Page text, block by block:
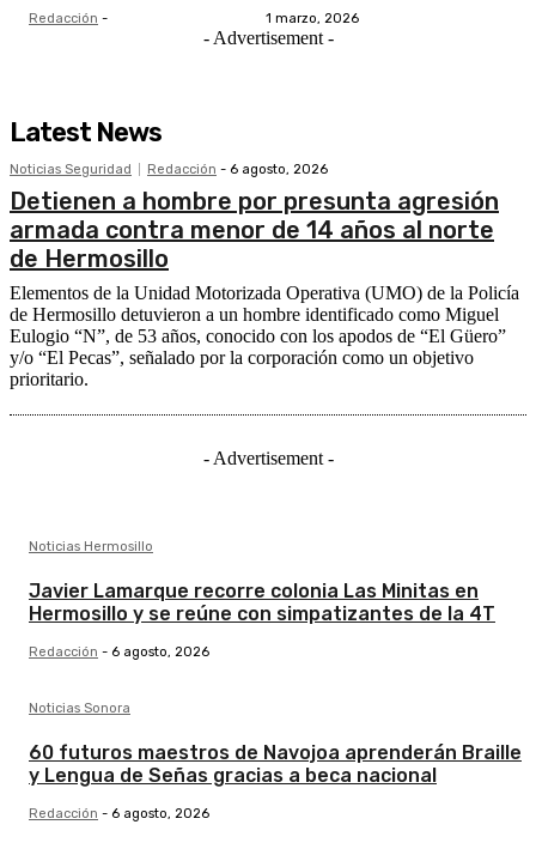
Redacción - 1 marzo, 2026
- Advertisement -
Latest News
Noticias Seguridad Redacción - 6 agosto, 2026
Detienen a hombre por presunta agresión
armada contra menor de 14 años al norte
de Hermosillo
Elementos de la Unidad Motorizada Operativa (UMO) de la Policía
de Hermosillo detuvieron a un hombre identificado como Miguel
Eulogio “N”, de 53 años, conocido con los apodos de “El Güero”
y/o “El Pecas”, señalado por la corporación como un objetivo
prioritario.
- Advertisement -
Noticias Hermosillo
Javier Lamarque recorre colonia Las Minitas en
Hermosillo y se reúne con simpatizantes de la 4T
Redacción - 6 agosto, 2026
Noticias Sonora
60 futuros maestros de Navojoa aprenderán Braille
y Lengua de Señas gracias a beca nacional
Redacción - 6 agosto, 2026